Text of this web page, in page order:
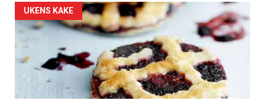
UKENS KAKE